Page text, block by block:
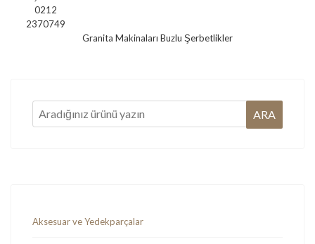
Granita Makinaları Buzlu Şerbetlikler
Aksesuar ve Yedekparçalar